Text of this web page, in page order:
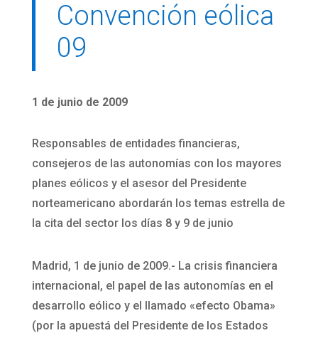
Convención eólica
09
1 de junio de 2009
Responsables de entidades financieras,
consejeros de las autonomías con los mayores
planes eólicos y el asesor del Presidente
norteamericano abordarán los temas estrella de
la cita del sector los días 8 y 9 de junio
Madrid, 1 de junio de 2009.- La crisis financiera
internacional, el papel de las autonomías en el
desarrollo eólico y el llamado «efecto Obama»
(por la apuestá del Presidente de los Estados